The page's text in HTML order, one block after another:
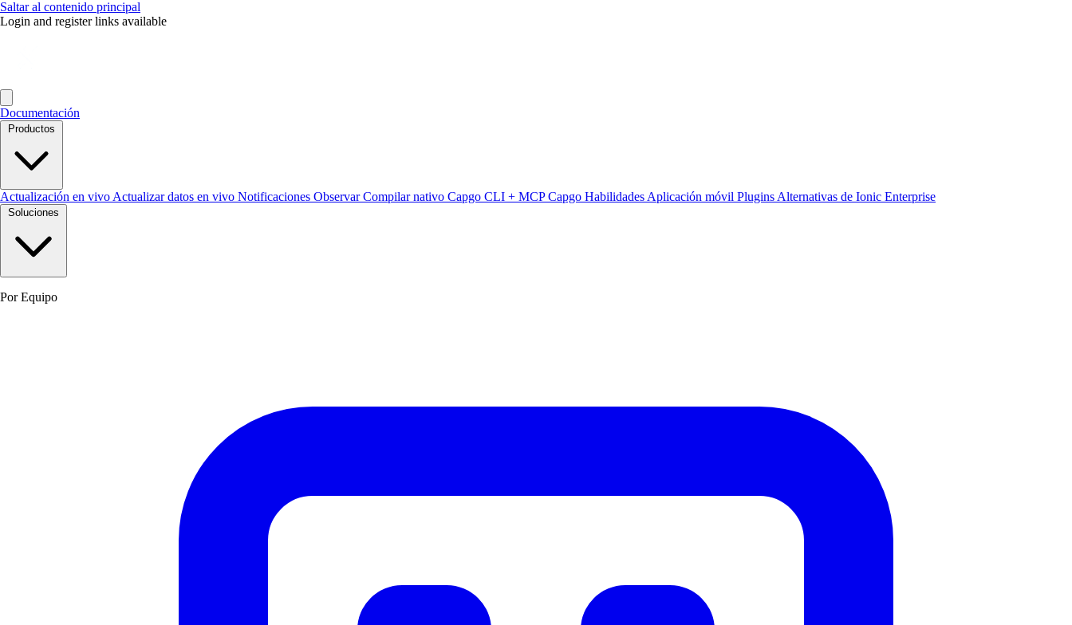
Saltar al contenido principal
Login and register links available
Documentación
Productos
Actualización en vivo Actualizar datos en vivo Notificaciones ObservarCompilar nativo Capgo CLI + MCPCapgo Habilidades Aplicación móvil Plugins Alternativas de Ionic Enterprise
Soluciones
Por Equipo